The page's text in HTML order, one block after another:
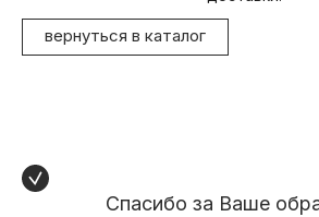
вернуться в каталог
Спасибо за Ваше